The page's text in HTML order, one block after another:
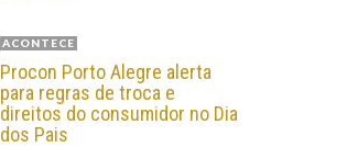
ACONTECE
Procon Porto Alegre alerta
para regras de troca e
direitos do consumidor no Dia
dos Pais